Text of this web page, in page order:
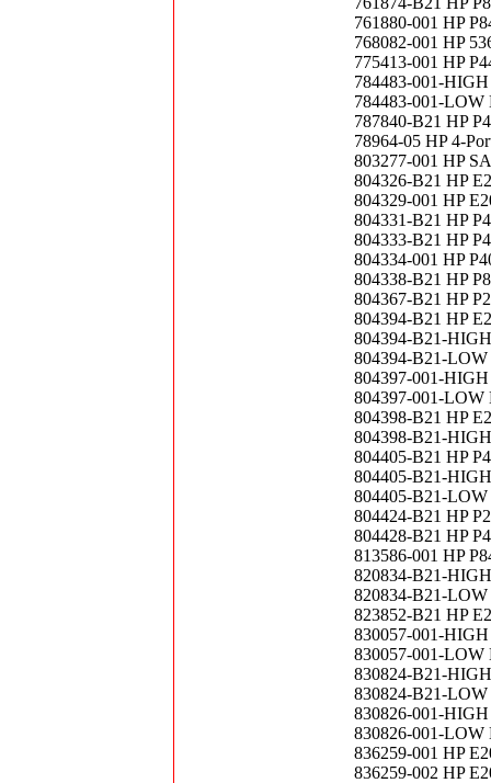
761880-001 HP
768082-001 HP
775413-001 HP
784483-001-
784483-001-LOW
787840-B21 HP
78964-05 HP 4-
803277-001 HP
804326-B21 HP
804329-001 HP
804331-B21 HP
804333-B21 HP
804334-001 HP
804338-B21 HP
804367-B21 HP
804394-B21 HP
804394-B21-
804394-B21-LOW
804397-001-HIGH
804397-001-LOW
804398-B21 HP
804398-B21-
804405-B21 HP
804405-B21-
804405-B21-LOW
804424-B21 HP
804428-B21 HP
813586-001 HP
820834-B21-
820834-B21-LOW
823852-B21 HP
830057-001-HIGH
830057-001-LOW
830824-B21-
830824-B21-LOW
830826-001-HIGH
830826-001-LOW
836259-001 HP
836259-002 HP